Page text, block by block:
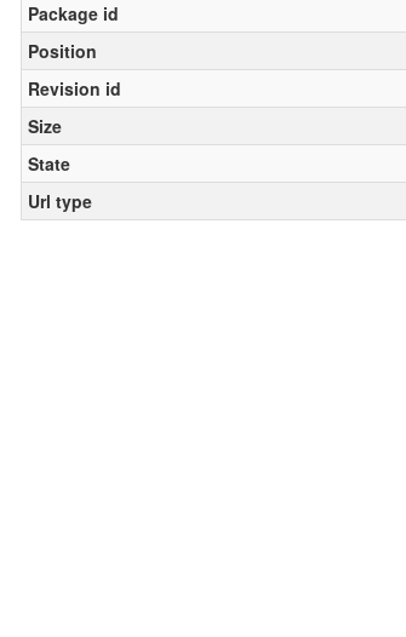
Package id
Position
Revision id
Size
State
Url type